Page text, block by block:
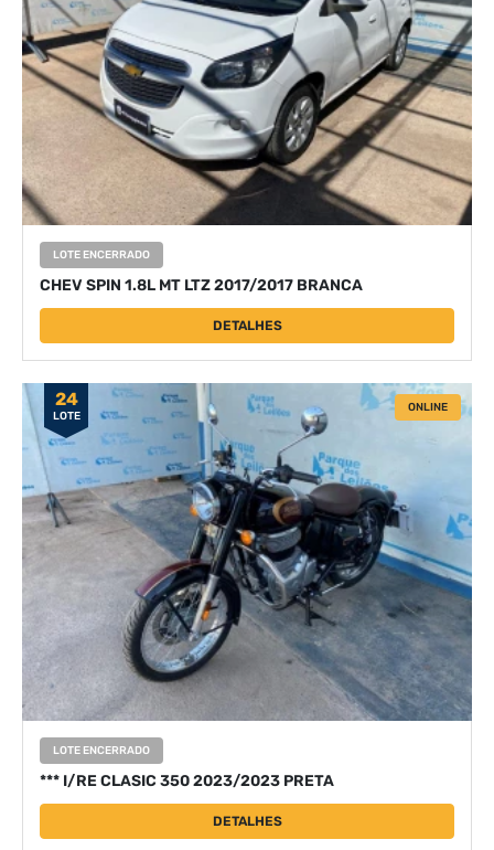
LOTE ENCERRADO
CHEV SPIN 1.8L MT LTZ 2017/2017 BRANCA
DETALHES
24
LOTE
ONLINE
LOTE ENCERRADO
*** I/RE CLASIC 350 2023/2023 PRETA
DETALHES